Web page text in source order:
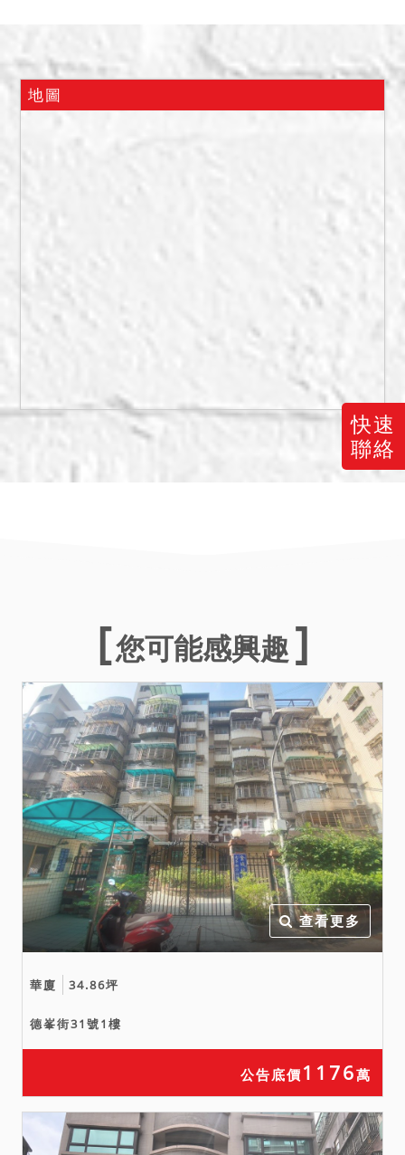
快速
聯絡
人員會同員警到場測量，地
政人員稱該屋無增建，共有
特殊情事，惟實際使用狀
揭事由聲明異議或聲請撤
二、本件係共有物之變價分
割程序，依民法第824條第7
項規定,除買受人為共有人
外，共有人有依相同條件優
先承買之權，如有二人以上
表示願優先承買者，以抽籤
定之。請各共有人及投標人
如依法准由有優先承買權人
優先承買時，且優先承買人
將款項解繳法院後(如有多數
共有人行使優先承買權時，
將於抽籤後依序通知)，須相
當期日，拍定人所繳保證金
始無息退還，請投標人注
意。
四、本件建物查封時，在場
人即共有人表示無影響交易
價格之特殊情事。依鑑定報
告所載，依建物外觀未發現
有火災或地震受損情形，亦
無網站上有海砂屋、輻射
本院欠缺完整資料且無相關
鑑定等專業技能，實際情況
可能與鑑定報告或上揭情形
有所出入，仍請投標人逕向
相關單位或周遭四鄰洽詢查
地圖
您可能感興趣
查看更多
華廈 34.86坪
德峯街31號1樓
公告底價 1176萬